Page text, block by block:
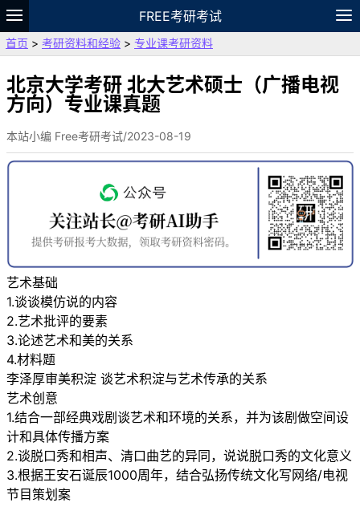
FREE考研考试
题库
故事 专题 APP
VIP
资料
首页 > 考研资料和经验 > 专业课考研资料
北京大学考研 北大艺术硕士（广播电视
方向）专业课真题
本站小编 Free考研考试/2023-08-19
艺术基础
1.谈谈模仿说的内容
2.艺术批评的要素
3.论述艺术和美的关系
4.材料题
李泽厚审美积淀 谈艺术积淀与艺术传承的关系
艺术创意
1.结合一部经典戏剧谈艺术和环境的关系，并为该剧做空间设
计和具体传播方案
2.谈脱口秀和相声、清口曲艺的异同，说说脱口秀的文化意义
3.根据王安石诞辰1000周年，结合弘扬传统文化写网络/电视
节目策划案